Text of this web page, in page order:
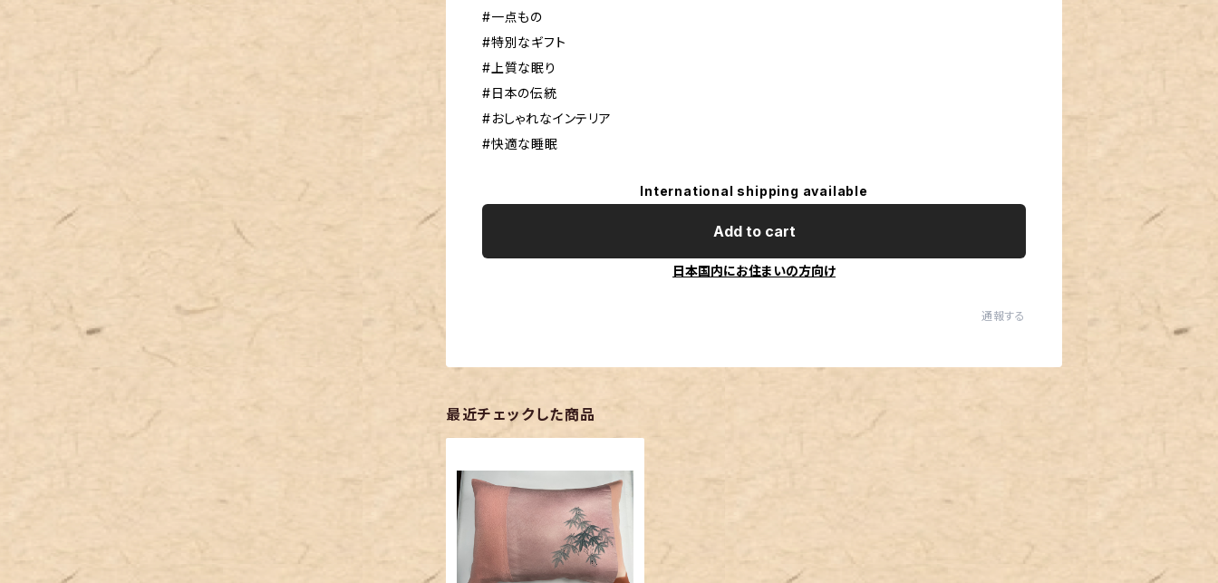
#一点もの
#特別なギフト
#上質な眠り
#日本の伝統
#おしゃれなインテリア
#快適な睡眠
International shipping available
Add to cart
日本国内にお住まいの方向け
通報する
最近チェックした商品